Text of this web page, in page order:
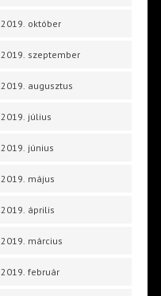
2019. október
2019. szeptember
2019. augusztus
2019. július
2019. június
2019. május
2019. április
2019. március
2019. február